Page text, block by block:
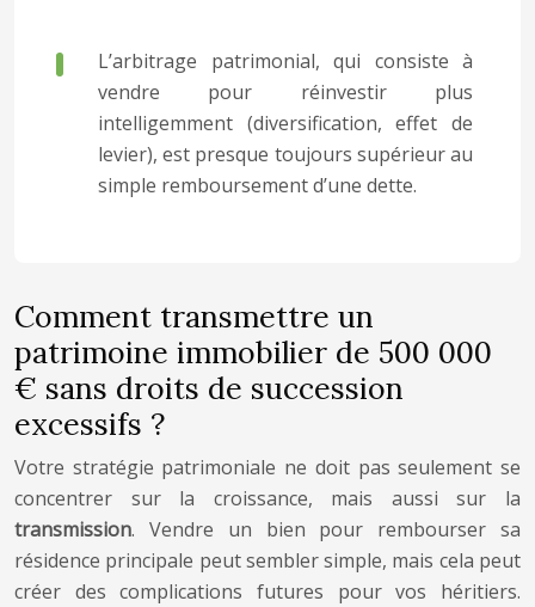
L’arbitrage patrimonial, qui consiste à
vendre pour réinvestir plus
intelligemment (diversification, effet de
levier), est presque toujours supérieur au
simple remboursement d’une dette.
Comment transmettre un
patrimoine immobilier de 500 000
€ sans droits de succession
excessifs ?
Votre stratégie patrimoniale ne doit pas seulement se
concentrer sur la croissance, mais aussi sur la
transmission. Vendre un bien pour rembourser sa
résidence principale peut sembler simple, mais cela peut
créer des complications futures pour vos héritiers.